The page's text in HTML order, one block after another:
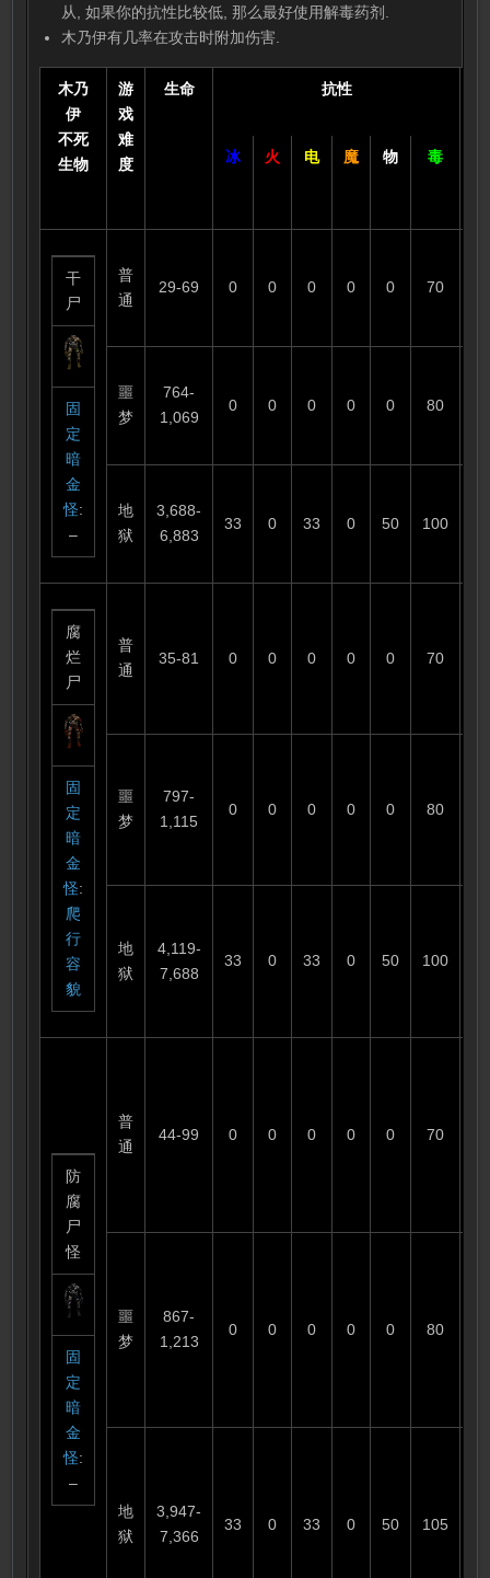
从, 如果你的抗性比较低, 那么最好使用解毒药剂.
木乃伊有几率在攻击时附加伤害.
木乃
伊
不死
生物
游
戏
难
度
生命 抗性
冰 火 电 魔 物 毒
干
尸
固
定
暗
金
怪:
–
普
通
29-69 0 0 0 0 0 70
噩
梦
764-
1,069
0 0 0 0 0 80
地
狱
3,688-
6,883
33 0 33 0 50 100
腐
烂
尸
固
定
暗
金
怪:
爬
行
容
貌
普
通
35-81 0 0 0 0 0 70
噩
梦
797-
1,115
0 0 0 0 0 80
地
狱
4,119-
7,688
33 0 33 0 50 100
防
腐
尸
怪
固
定
暗
金
怪:
–
普
通
44-99 0 0 0 0 0 70
噩
梦
867-
1,213
0 0 0 0 0 80
地
狱
3,947-
7,366
33 0 33 0 50 105